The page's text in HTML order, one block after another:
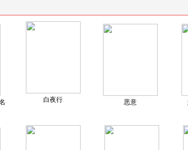
白夜行 恶意